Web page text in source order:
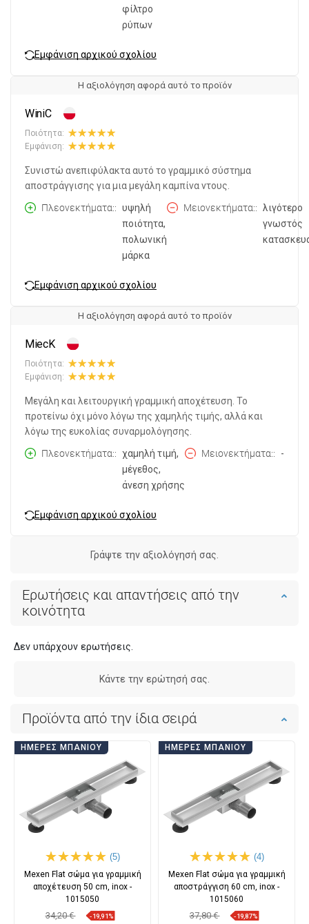
φίλτρο
ρύπων
Εμφάνιση αρχικού σχολίου
Η αξιολόγηση αφορά αυτό το προϊόν
WiniC
Ποιότητα:
Εμφάνιση:
Συνιστώ ανεπιφύλακτα αυτό το γραμμικό σύστημα
αποστράγγισης για μια μεγάλη καμπίνα ντους.
Πλεονεκτήματα:
υψηλή
ποιότητα,
πολωνική
μάρκα
Μειονεκτήματα:
λιγότερο
γνωστός
Εμφάνιση αρχικού σχολίου
Η αξιολόγηση αφορά αυτό το προϊόν
MiecK
Ποιότητα:
Εμφάνιση:
Μεγάλη και λειτουργική γραμμική αποχέτευση. Το
προτείνω όχι μόνο λόγω της χαμηλής τιμής, αλλά και
λόγω της ευκολίας συναρμολόγησης.
Πλεονεκτήματα:
χαμηλή τιμή,
μέγεθος,
άνεση χρήσης
Μειονεκτήματα: -
Εμφάνιση αρχικού σχολίου
Γράψτε την αξιολόγησή σας.
Ερωτήσεις και απαντήσεις από την
κοινότητα
Δεν υπάρχουν ερωτήσεις.
Κάντε την ερώτησή σας.
Προϊόντα από την ίδια σειρά
ΗΜΈΡΕΣ ΜΠΆΝΙΟΥ
(5)
Mexen Flat σώμα για γραμμική
αποχέτευση 50 cm, inox -
1015050
34,20 € -19,91%
ΗΜΈΡΕΣ ΜΠΆΝΙΟΥ
(4)
Mexen Flat σώμα για γραμμική
αποστράγγιση 60 cm, inox -
1015060
37,80 € -19,87%